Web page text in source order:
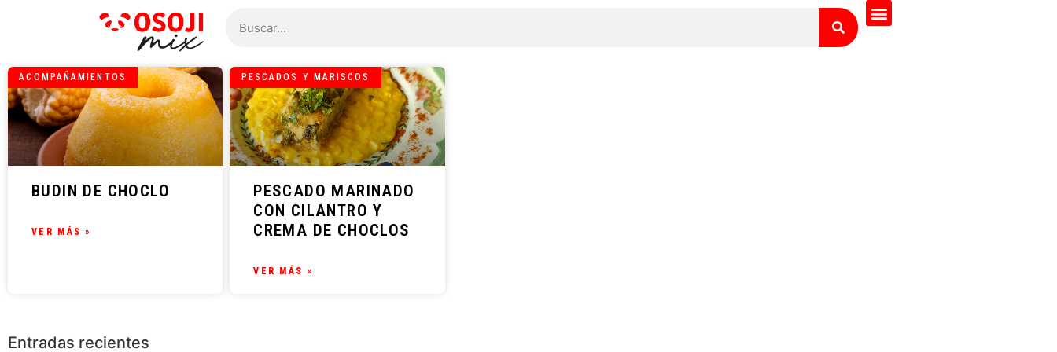
ACOMPAÑAMIENTOS
BUDIN DE CHOCLO
VER MÁS »
PESCADOS Y MARISCOS
PESCADO MARINADO
CON CILANTRO Y
CREMA DE CHOCLOS
VER MÁS »
Entradas recientes